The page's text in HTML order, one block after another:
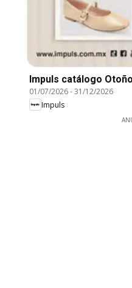
Impuls catálogo
01/07/2026-31/12/2026
Impuls